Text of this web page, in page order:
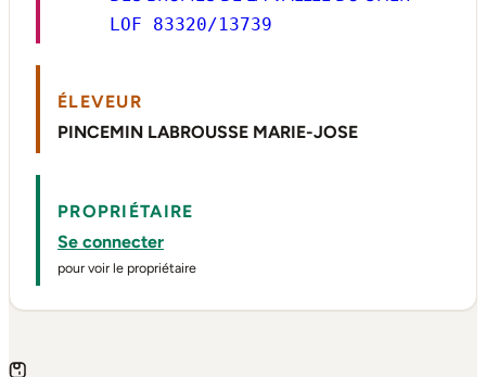
LOF 83320/13739
ÉLEVEUR
PINCEMIN LABROUSSE MARIE-JOSE
PROPRIÉTAIRE
Se connecter
pour voir le propriétaire